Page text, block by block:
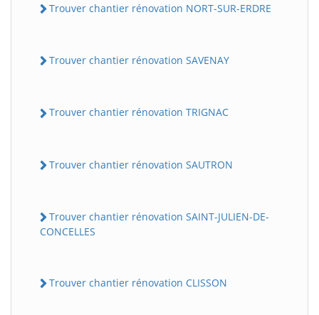
Trouver chantier rénovation NORT-SUR-ERDRE
Trouver chantier rénovation SAVENAY
Trouver chantier rénovation TRIGNAC
Trouver chantier rénovation SAUTRON
Trouver chantier rénovation SAINT-JULIEN-DE-
CONCELLES
Trouver chantier rénovation CLISSON